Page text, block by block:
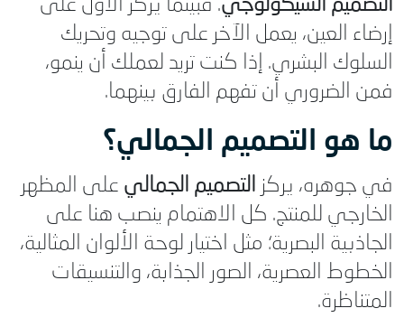
التصميم السيكولوجي. فبينما يركز الأول على
إرضاء العين، يعمل الآخر على توجيه وتحريك
السلوك البشري. إذا كنت تريد لعملك أن ينمو،
فمن الضروري أن تفهم الفارق بينهما.
ما هو التصميم الجمالي؟
في جوهره، يركز التصميم الجمالي على المظهر
الخارجي للمنتج. كل الاهتمام ينصب هنا على
الجاذبية البصرية؛ مثل اختيار لوحة الألوان المثالية،
الخطوط العصرية، الصور الجذابة، والتنسيقات
المتناظرة.